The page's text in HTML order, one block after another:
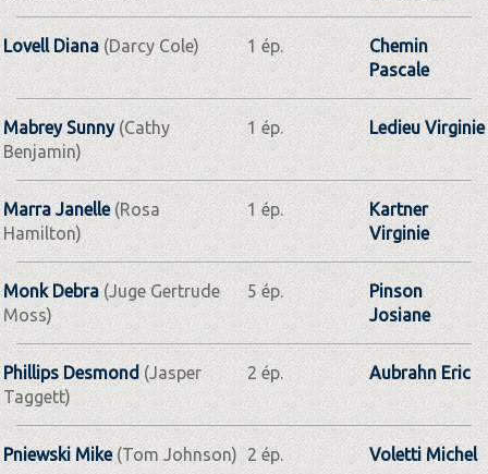
Lovell Diana(Darcy Cole) 1 ép.
Chemin
Pascale
Mabrey Sunny(Cathy
Benjamin)
1 ép. Ledieu Virginie
Marra Janelle(Rosa
Hamilton)
1 ép.
Kartner
Virginie
Monk Debra (Juge Gertrude
Moss)
5 ép.
Pinson
Josiane
Phillips Desmond (Jasper
Taggett)
2 ép. Aubrahn Eric
Pniewski Mike(Tom Johnson) 2 ép. Voletti Michel